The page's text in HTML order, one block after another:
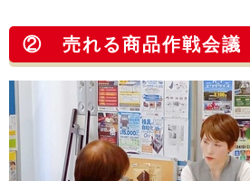
② 売れる商品作戦会議